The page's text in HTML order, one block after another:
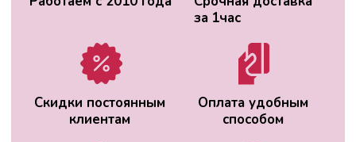
ВАС МОЖЕТ
ЗАИНТЕРЕСОВАТЬ